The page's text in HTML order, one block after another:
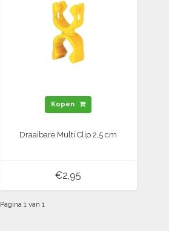
Kopen
Draaibare Multi Clip 2,5 cm
€2,95
Pagina 1 van 1